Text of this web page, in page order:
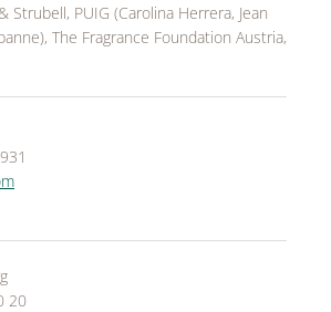
Strubell, PUIG (Carolina Herrera, Jean
The Fragrance Foundation Austria,
20